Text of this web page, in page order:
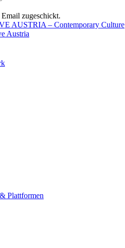
zugeschickt.
AUSTRIA – Contemporary Culture
Plattformen